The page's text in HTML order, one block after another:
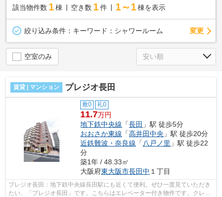
該当物件数 1棟 空き数 1 件 1～1 棟を表示
絞り込み条件： キーワード：シャワールーム 変更
空室のみ
賃貸 | マンション プレジオ長田
敷0 礼0
11.7万円
地下鉄中央線 「長田 」駅 徒歩5分
おおさか東線 「高井田中央 」駅 徒歩20分
近鉄難波・奈良線 「八戸ノ里 」駅 徒歩22
分
築1年 / 48.33㎡
大阪府東大阪市長田中 １丁目
プレジオ長田：地下鉄中央線長田駅にも近くて便利。ぜひ一度見ていただき
たい、「プレジオ長田」です。こちらはエレベーター付き物件です。クレジ